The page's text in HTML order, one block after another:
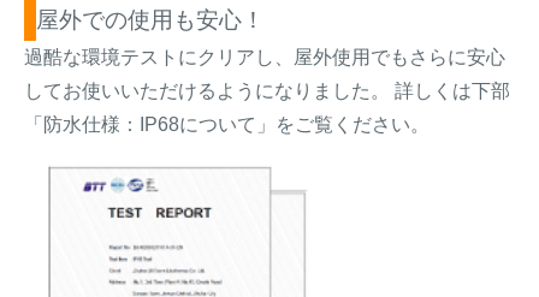
屋外での使用も安心！
過酷な環境テストにクリアし、屋外使用でもさらに安心
してお使いいただけるようになりました。 詳しくは下部
「防水仕様：IP68について」をご覧ください。